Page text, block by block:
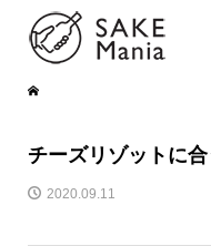
チーズリゾットに
2020.09.11